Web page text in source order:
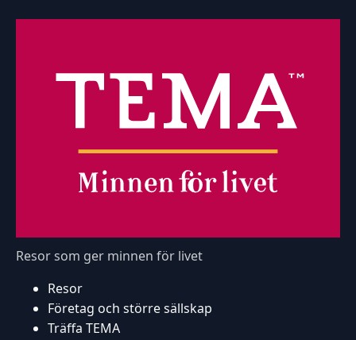
Resor som ger minnen för livet
Resor
Företag och större sällskap
Träffa TEMA